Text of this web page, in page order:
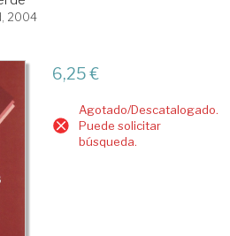
2004
6,25 €
Agotado/Descatalogado.
Puede solicitar
búsqueda.